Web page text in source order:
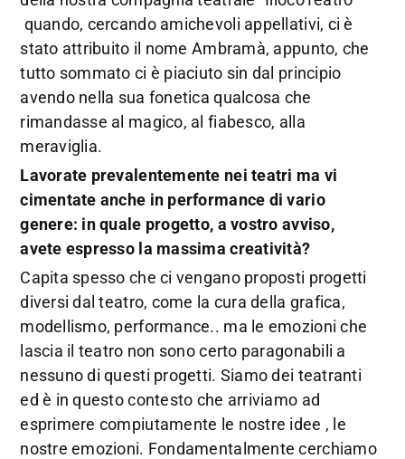
quando, cercando amichevoli appellativi, ci è
stato attribuito il nome Ambramà, appunto, che
tutto sommato ci è piaciuto sin dal principio
avendo nella sua fonetica qualcosa che
rimandasse al magico, al fiabesco, alla
meraviglia.
Lavorate prevalentemente nei teatri ma vi
cimentate anche in performance di vario
genere: in quale progetto, a vostro avviso,
avete espresso la massima creatività?
Capita spesso che ci vengano proposti progetti
diversi dal teatro, come la cura della grafica,
modellismo, performance.. ma le emozioni che
lascia il teatro non sono certo paragonabili a
nessuno di questi progetti. Siamo dei teatranti
ed è in questo contesto che arriviamo ad
esprimere compiutamente le nostre idee , le
nostre emozioni. Fondamentalmente cerchiamo